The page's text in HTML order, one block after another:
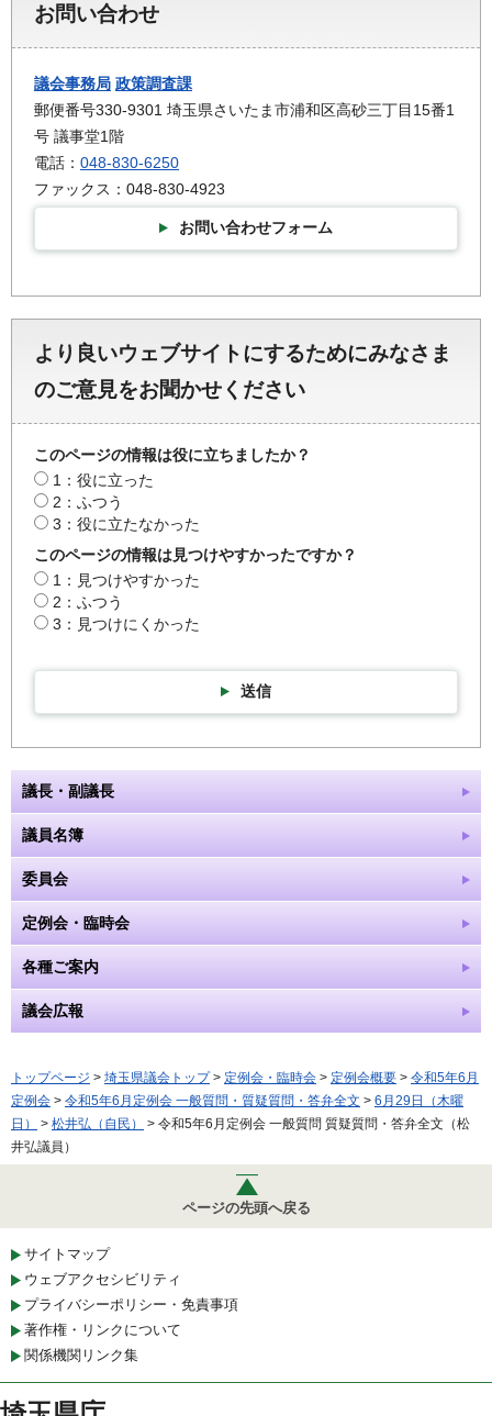
お問い合わせ
議会事務局 政策調査課
郵便番号330-9301 埼玉県さいたま市浦和区高砂三丁目15番1
号 議事堂1階
電話： 048-830-6250
ファックス：048-830-4923
お問い合わせフォーム
より良いウェブサイトにするためにみなさま
のご意見をお聞かせください
このページの情報は役に立ちましたか？
1：役に立った
2：ふつう
3：役に立たなかった
このページの情報は見つけやすかったですか？
1：見つけやすかった
2：ふつう
3：見つけにくかった
送信
議長・副議長
議員名簿
委員会
定例会・臨時会
各種ご案内
議会広報
トップページ > 埼玉県議会トップ> 定例会・臨時会 > 定例会概要 > 令和5年6月
定例会 > 令和5年6月定例会 一般質問・質疑質問・答弁全文 > 6月29日（木曜
日）
> 松井弘（自民）
> 令和5年6月定例会 一般質問 質疑質問・答弁全文（松
井弘議員）
ページの先頭へ戻る
サイトマップ
ウェブアクセシビリティ
プライバシーポリシー・免責事項
著作権・リンクについて
関係機関リンク集